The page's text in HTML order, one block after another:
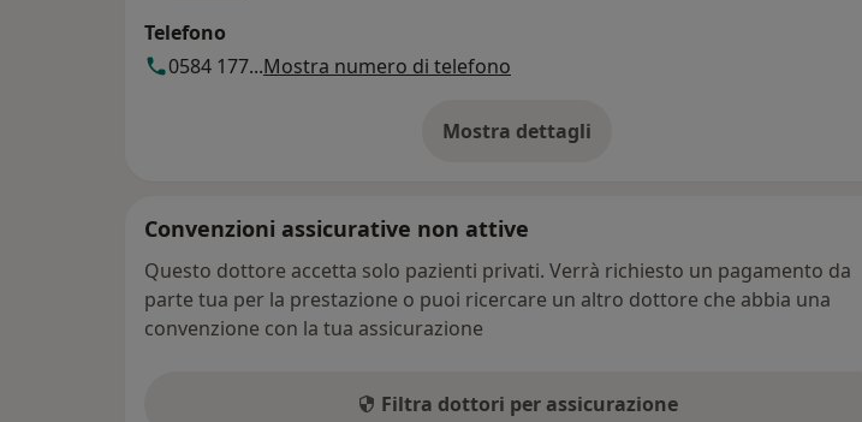
Telefono
0584 177...Mostra numero di telefono
Mostra dettagli
sull'indirizzo
Convenzioni assicurative non attive
Questo dottore accetta solo pazienti privati. Verrà richiesto un pagamento da
parte tua per la prestazione o puoi ricercare un altro dottore che abbia una
convenzione con la tua assicurazione
Filtra dottori per assicurazione